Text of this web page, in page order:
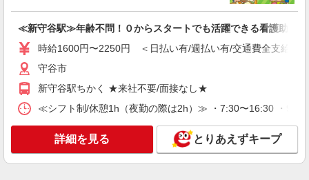
詳細を見る
株式会社kotrio /●SI-H-2023991
NEW
戦！シフト相談OK♪
通費全支給(ガソリン代含む)＞
守谷市
≪新守谷駅≫年齢不問！０からスタートでも活躍できる看護助手♪
時給1600円〜2250円 ＜日払い有/週払い有/交通費全支給(ガ
守谷市
新守谷駅ちかく ★来社不要/面接なし★
≪シフト制/休憩1h（夜勤の際は2h）≫ ・7:30〜16:30 ・
詳細を見る とりあえずキープ